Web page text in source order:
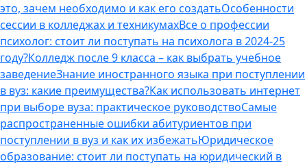
это, зачем необходимо и как его создатьОсобенности
сессии в колледжах и техникумахВсе о профессии
психолог: стоит ли поступать на психолога в 2024-25
году?Колледж после 9 класса – как выбрать учебное
заведениеЗнание иностранного языка при поступлении
в вуз: какие преимущества?Как использовать интернет
при выборе вуза: практическое руководствоСамые
распространенные ошибки абитуриентов при
поступлении в вуз и как их избежатьЮридическое
образование: стоит ли поступать на юридический в